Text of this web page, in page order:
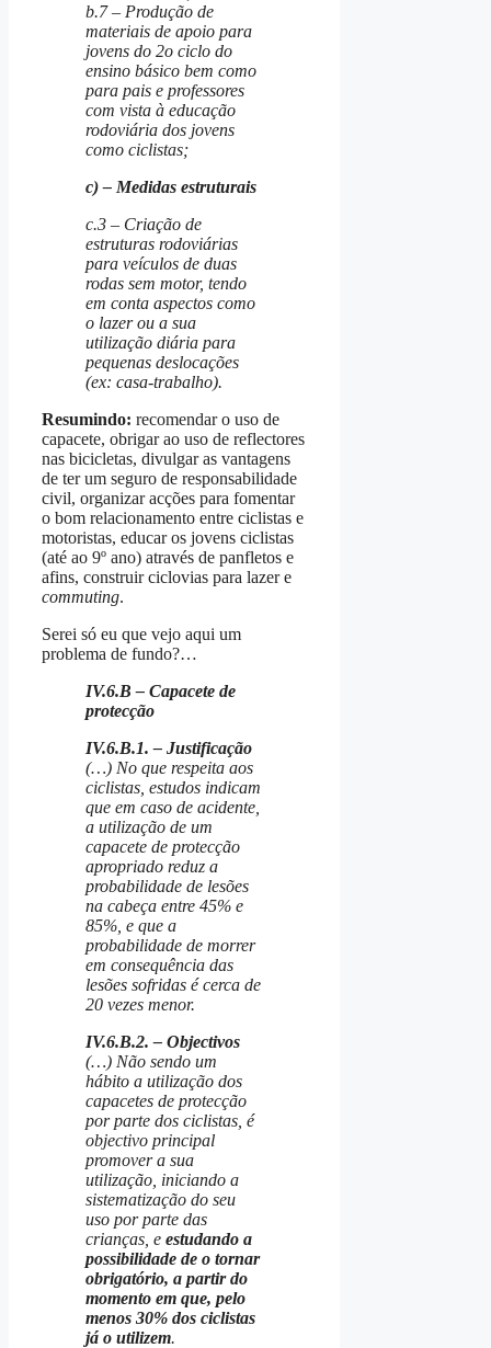
b.7 – Produção de
materiais de apoio para
jovens do 2o ciclo do
ensino básico bem como
para pais e professores
com vista à educação
rodoviária dos jovens
como ciclistas;
c) – Medidas estruturais
c.3 – Criação de
estruturas rodoviárias
para veículos de duas
rodas sem motor, tendo
em conta aspectos como
o lazer ou a sua
utilização diária para
pequenas deslocações
(ex: casa-trabalho).
Resumindo: recomendar o uso de
capacete, obrigar ao uso de reflectores
nas bicicletas, divulgar as vantagens
de ter um seguro de responsabilidade
civil, organizar acções para fomentar
o bom relacionamento entre ciclistas e
motoristas, educar os jovens ciclistas
(até ao 9º ano) através de panfletos e
afins, construir ciclovias para lazer e
commuting.
Serei só eu que vejo aqui um
problema de fundo?…
IV.6.B – Capacete de
protecção
IV.6.B.1. – Justificação
(…) No que respeita aos
ciclistas, estudos indicam
que em caso de acidente,
a utilização de um
capacete de protecção
apropriado reduz a
probabilidade de lesões
na cabeça entre 45% e
85%, e que a
probabilidade de morrer
em consequência das
lesões sofridas é cerca de
20 vezes menor.
IV.6.B.2. – Objectivos
(…) Não sendo um
hábito a utilização dos
capacetes de protecção
por parte dos ciclistas, é
objectivo principal
promover a sua
utilização, iniciando a
sistematização do seu
uso por parte das
crianças, e estudando a
possibilidade de o tornar
obrigatório, a partir do
momento em que, pelo
menos 30% dos ciclistas
já o utilizem.